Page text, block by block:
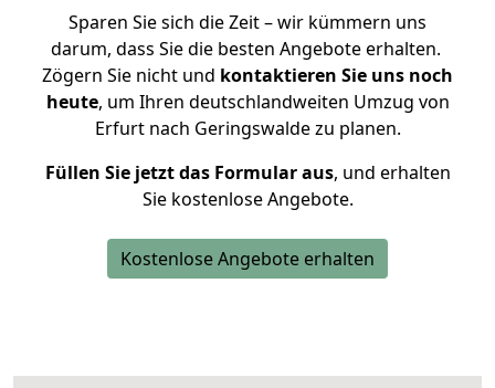
Sparen Sie sich die Zeit – wir kümmern uns
darum, dass Sie die besten Angebote erhalten.
Zögern Sie nicht und kontaktieren Sie uns noch
heute, um Ihren deutschlandweiten Umzug von
Erfurt nach Geringswalde zu planen.
Füllen Sie jetzt das Formular aus, und erhalten
Sie kostenlose Angebote.
Kostenlose Angebote erhalten